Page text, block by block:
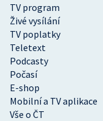
TV program
Živé vysílání
TV poplatky
Teletext
Podcasty
Počasí
E-shop
Mobilní a TV aplikace
Vše o ČT